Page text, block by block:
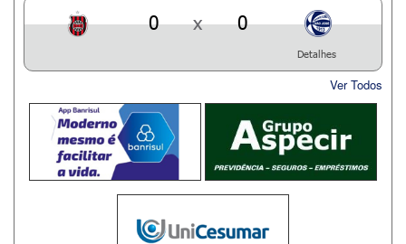
0 x 0
Detalhes
Ver Todos